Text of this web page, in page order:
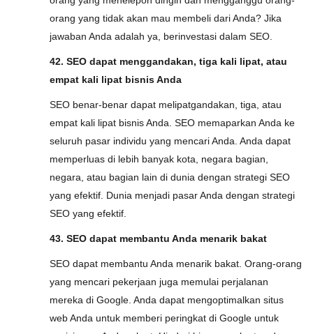
orang yang tidak akan mau membeli dari Anda? Jika
jawaban Anda adalah ya, berinvestasi dalam SEO.
42. SEO dapat menggandakan, tiga kali lipat, atau
empat kali lipat bisnis Anda
SEO benar-benar dapat melipatgandakan, tiga, atau
empat kali lipat bisnis Anda. SEO memaparkan Anda ke
seluruh pasar individu yang mencari Anda. Anda dapat
memperluas di lebih banyak kota, negara bagian,
negara, atau bagian lain di dunia dengan strategi SEO
yang efektif. Dunia menjadi pasar Anda dengan strategi
SEO yang efektif.
43. SEO dapat membantu Anda menarik bakat
SEO dapat membantu Anda menarik bakat. Orang-orang
yang mencari pekerjaan juga memulai perjalanan
mereka di Google. Anda dapat mengoptimalkan situs
web Anda untuk memberi peringkat di Google untuk